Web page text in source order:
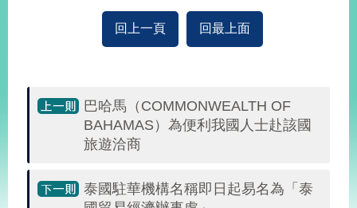
府
網
開
回上一頁 回最上面
巴哈馬（COMMONWEALTH OF
BAHAMAS）為便利我國人士赴該國
旅遊洽商
泰國駐華機構名稱即日起易名為「泰